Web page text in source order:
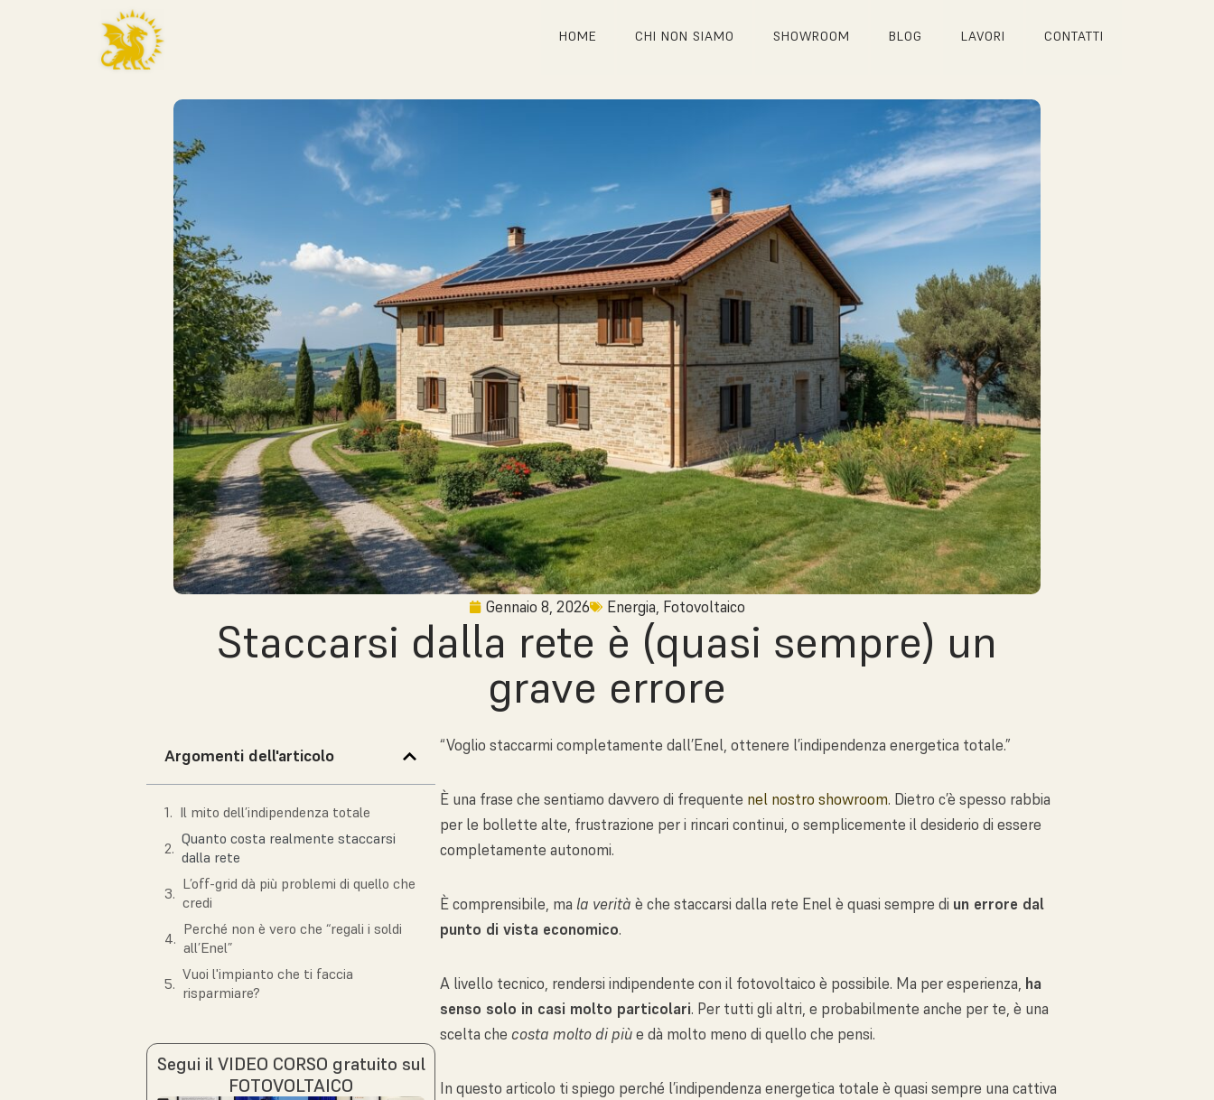
HOME CHI NON SIAMO SHOWROOM BLOG LAVORI CONTATTI
Gennaio 8, 2026 Energia, Fotovoltaico
Staccarsi dalla rete è (quasi sempre) un
grave errore
Argomenti dell'articolo
Il mito dell’indipendenza totale
Quanto costa realmente staccarsi
dalla rete
L’off-grid dà più problemi di quello che
credi
Perché non è vero che “regali i soldi
all’Enel”
Vuoi l'impianto che ti faccia
risparmiare?
Segui il VIDEO CORSO gratuito sul
FOTOVOLTAICO
“Voglio staccarmi completamente dall’Enel, ottenere l’indipendenza energetica totale.”
È una frase che sentiamo davvero di frequente nel nostro showroom. Dietro c’è spesso rabbia
per le bollette alte, frustrazione per i rincari continui, o semplicemente il desiderio di essere
completamente autonomi.
È comprensibile, ma la verità è che staccarsi dalla rete Enel è quasi sempre di un errore dal
punto di vista economico.
A livello tecnico, rendersi indipendente con il fotovoltaico è possibile. Ma per esperienza, ha
senso solo in casi molto particolari. Per tutti gli altri, e probabilmente anche per te, è una
scelta che costa molto di piùe dà molto meno di quello che pensi.
In questo articolo ti spiego perché l’indipendenza energetica totale è quasi sempre una cattiva